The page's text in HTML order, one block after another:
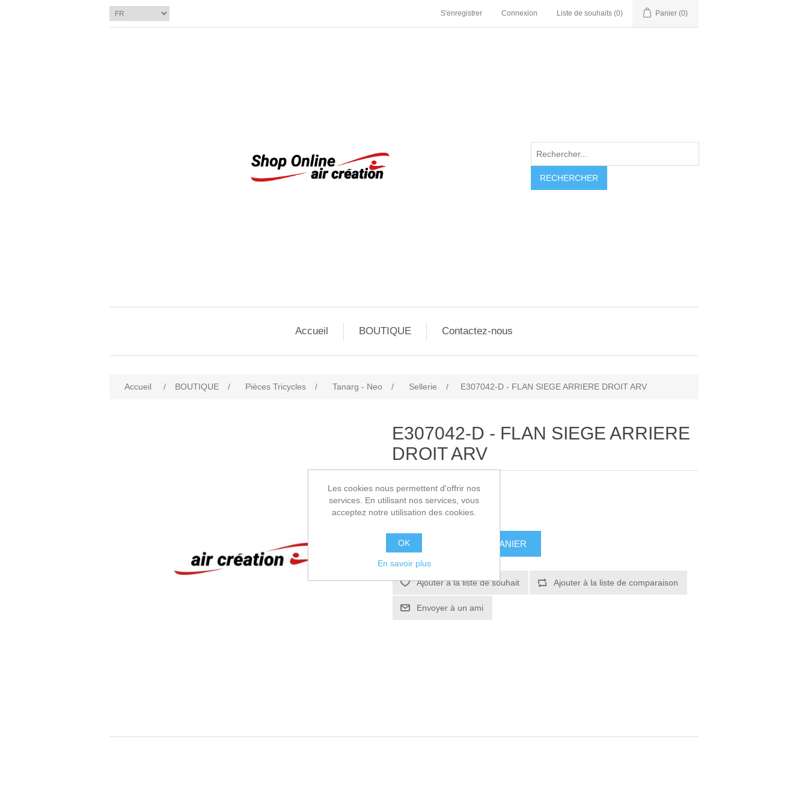
S'enregistrer Connexion Liste de souhaits (0) Panier (0)
RECHERCHER
Accueil BOUTIQUE Contactez-nous
Accueil / BOUTIQUE / Pièces Tricycles / Tanarg - Neo / Sellerie / E307042-D - FLAN SIEGE ARRIERE DROIT ARV
E307042-D - FLAN SIEGE ARRIERE
DROIT ARV
SKU: E307042-D
16,90€ HT
AJOUTER AU PANIER
Ajouter à la liste de souhait Ajouter à la liste de comparaison
Envoyer à un ami
Les cookies nous permettent d'offrir nos
services. En utilisant nos services, vous
acceptez notre utilisation des cookies.
OK
En savoir plus